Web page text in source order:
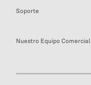
Soporte
Nuestro Equipo Comercial